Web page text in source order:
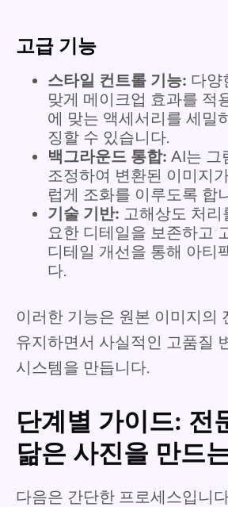
고급 기능
스타일 컨트롤 기능: 다양
맞게 메이크업 효과를 적
에 맞는 액세서리를 세밀
징할 수 있습니다.
백그라운드 통합: AI는 그
조정하여 변환된 이미지
럽게 조화를 이루도록 합
기술 기반: 고해상도 처
요한 디테일을 보존하고
디테일 개선을 통해 아티
다.
이러한 기능은 원본 이미지의
유지하면서 사실적인 고품질
시스템을 만듭니다.
단계별 가이드: 전
닮은 사진을 만드
다음은 간단한 프로세스입니